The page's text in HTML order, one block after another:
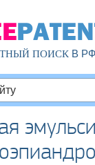
ПОИСКВ РФ